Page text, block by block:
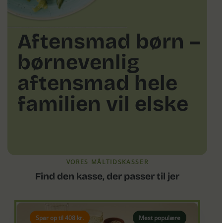
Aftensmad børn –
børnevenlig
aftensmad hele
familien vil elske
VORES MÅLTIDSKASSER
Find den kasse, der passer til jer
Mest populære
Spar op til 408 kr.